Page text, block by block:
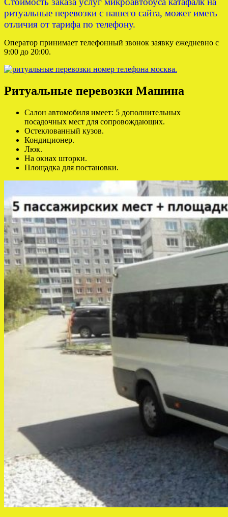
ритуальные перевозки с нашего сайта, может иметь
отличия от тарифа по телефону.
Оператор принимает телефонный звонок заявку ежедневно с
9:00 до 20:00.
Ритуальные перевозки Машина
Салон автомобиля имеет: 5 дополнительных
посадочных мест для сопровождающих.
Остеклованный кузов.
Кондиционер.
Люк.
На окнах шторки.
Площадка для постановки.